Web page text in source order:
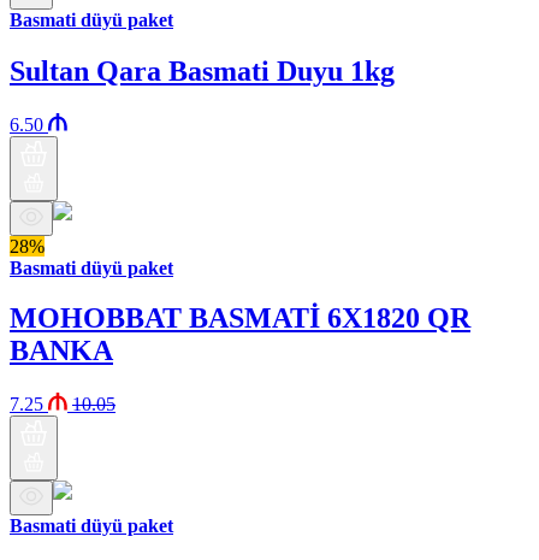
Basmati düyü paket
Sultan Qara Basmati Duyu 1kg
6.50
28%
Basmati düyü paket
MOHOBBAT BASMATİ 6X1820 QR
BANKA
7.25 10.05
Basmati düyü paket